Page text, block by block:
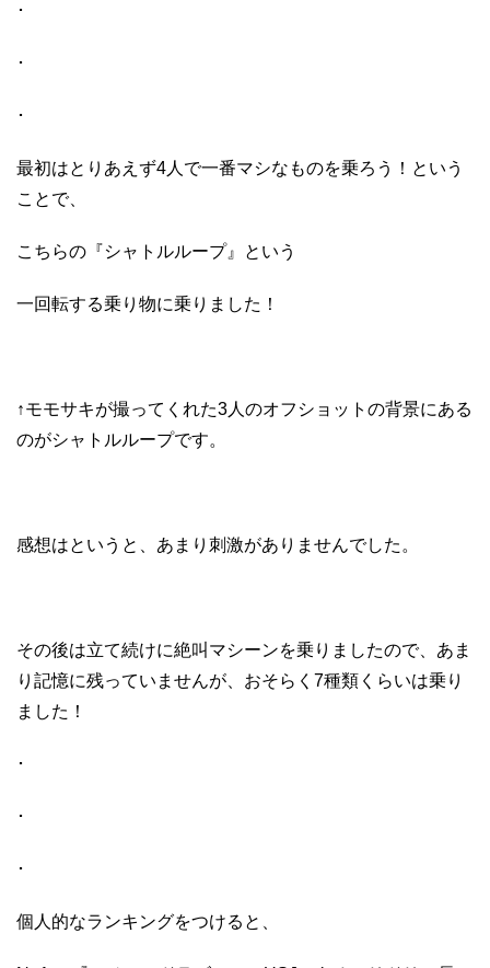
･
･
･
最初はとりあえず4人で一番マシなものを乗ろう！という
ことで、
こちらの『シャトルループ』という
一回転する乗り物に乗りました！
↑モモサキが撮ってくれた3人のオフショットの背景にある
のがシャトルループです。
感想はというと、あまり刺激がありませんでした。
その後は立て続けに絶叫マシーンを乗りましたので、あま
り記憶に残っていませんが、おそらく 7種類くらいは乗り
ました！
･
･
･
個人的なランキングをつけると、